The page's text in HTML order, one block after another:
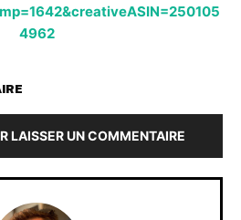
4962
LAISSER UN COMMENTAIRE